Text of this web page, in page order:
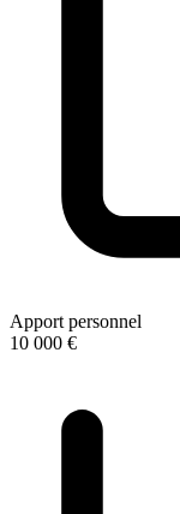
Apport personnel
10 000 €